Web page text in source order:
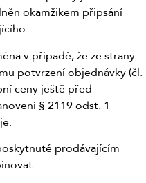
okamžikem připsání
v případě, že ze strany
potvrzení objednávky (čl.
ceny ještě před
§ 2119 odst. 1
prodávajícím